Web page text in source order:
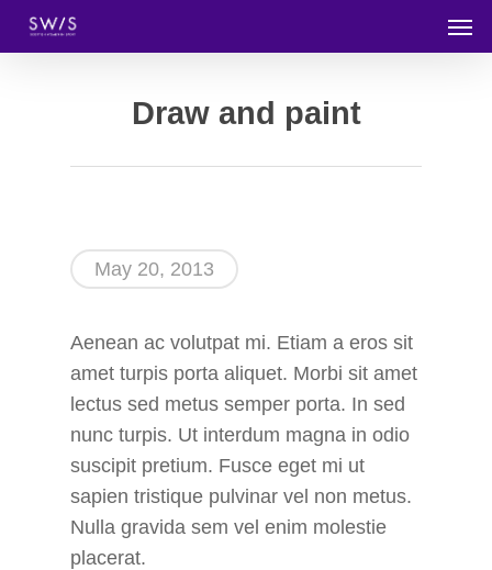
Draw and paint
May 20, 2013
Aenean ac volutpat mi. Etiam a eros sit
amet turpis porta aliquet. Morbi sit amet
lectus sed metus semper porta. In sed
nunc turpis. Ut interdum magna in odio
suscipit pretium. Fusce eget mi ut
sapien tristique pulvinar vel non metus.
Nulla gravida sem vel enim molestie
placerat.